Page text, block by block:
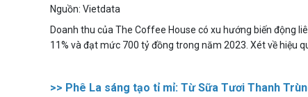
Nguồn: Vietdata
Doanh thu của The Coffee House có xu hướng biến động
11% và đạt mức 700 tỷ đồng trong năm 2023. Xét về hiệu
>> Phê La sáng tạo tỉ mỉ: Từ Sữa Tươi Thanh